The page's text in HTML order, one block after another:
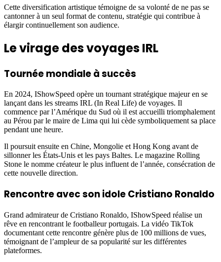
Cette diversification artistique témoigne de sa volonté de ne pas se
cantonner à un seul format de contenu, stratégie qui contribue à
élargir continuellement son audience.
Le virage des voyages IRL
Tournée mondiale à succès
En 2024, IShowSpeed opère un tournant stratégique majeur en se
lançant dans les streams IRL (In Real Life) de voyages. Il
commence par l’Amérique du Sud où il est accueilli triomphalement
au Pérou par le maire de Lima qui lui cède symboliquement sa place
pendant une heure.
Il poursuit ensuite en Chine, Mongolie et Hong Kong avant de
sillonner les États-Unis et les pays Baltes. Le magazine Rolling
Stone le nomme créateur le plus influent de l’année, consécration de
cette nouvelle direction.
Rencontre avec son idole Cristiano Ronaldo
Grand admirateur de Cristiano Ronaldo, IShowSpeed réalise un
rêve en rencontrant le footballeur portugais. La vidéo TikTok
documentant cette rencontre génère plus de 100 millions de vues,
témoignant de l’ampleur de sa popularité sur les différentes
plateformes.